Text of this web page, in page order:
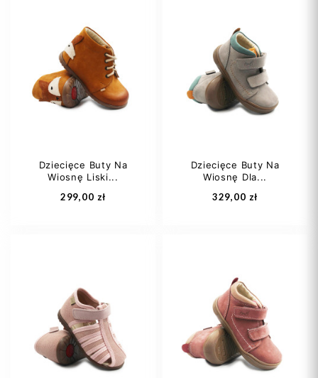
23
24 +1
Dodaj do koszyka
20
22
23
Dodaj do koszyka
Dziecięce Buty Na
Wiosnę Liski...
299,00 zł
21
23
24
Dziecięce Buty Na
Wiosnę Dla...
329,00 zł
22 23